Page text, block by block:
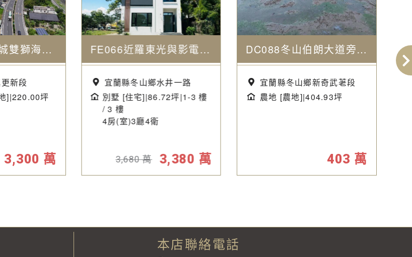
JD166(專)頭城雙獅海灘海景建地
新段
]|220.00坪
3,300 萬
FE066近羅東光與影電梯農舍
宜蘭縣冬山鄉水井一路
別墅 [住宅]|86.72坪|1-3 樓
/ 3 樓
4房(室)3廳4衛
3,680萬 3,380 萬
DC088冬山伯朗大道旁農地
宜蘭縣冬山鄉新奇武荖段
農地 [農地]|404.93坪
403 萬
本店聯絡電話